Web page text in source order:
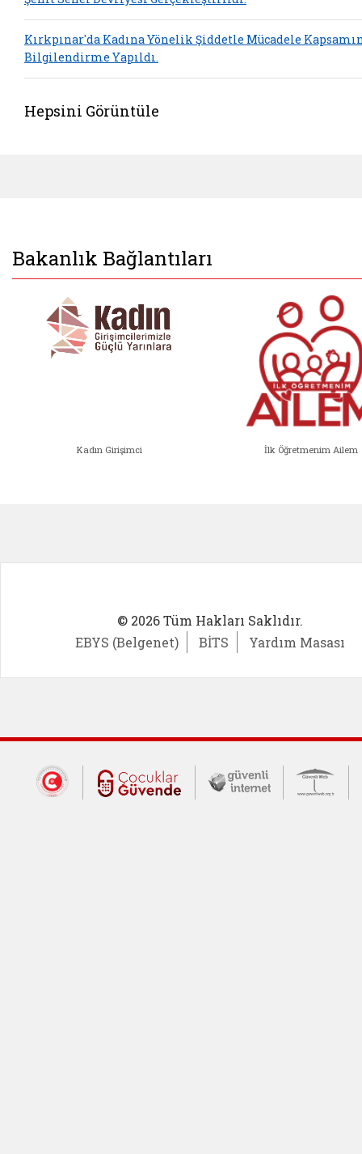
Kırkpınar'da Kadına Yönelik Şiddetle Mücadele
Bilgilendirme Yapıldı.
Hepsini Görüntüle
Bakanlık Bağlantıları
Kadın Girişimci İlk Öğretmenim Ailem
© 2026 Tüm Hakları Saklıdır.
EBYS (Belgenet)
BİTS Yardım Masası
Dış Bağlantılar
Cumhurbaşkanlığı İletişim Merkezi
Çocuklar Güvende (yeni
Güvenli